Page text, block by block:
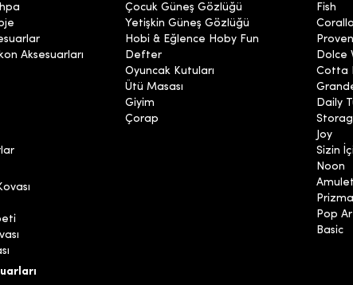
Aksesuarları
Çocuk Güneş Gözlüğü
Yetişkin Güneş Gözlüğü
Hobi & Eğlence Hoby Fun
Defter
Oyuncak Kutuları
Ütü Masası
Giyim
Çorap
Fish
Corallo
Dolce
Cotta
Daily
Joy
Sizin
Noon
Amulet
Prizma
Pop
Basic